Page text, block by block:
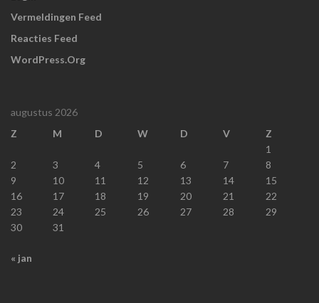
Vermeldingen Feed
Reacties Feed
WordPress.org
augustus 2026
Z
M D W D V
Z
1
2
3 4 5 6 7
8
9
10 11 12 13 14
15
16
17 18 19 20 21
22
23
24 25 26 27 28
29
30
31
« jan